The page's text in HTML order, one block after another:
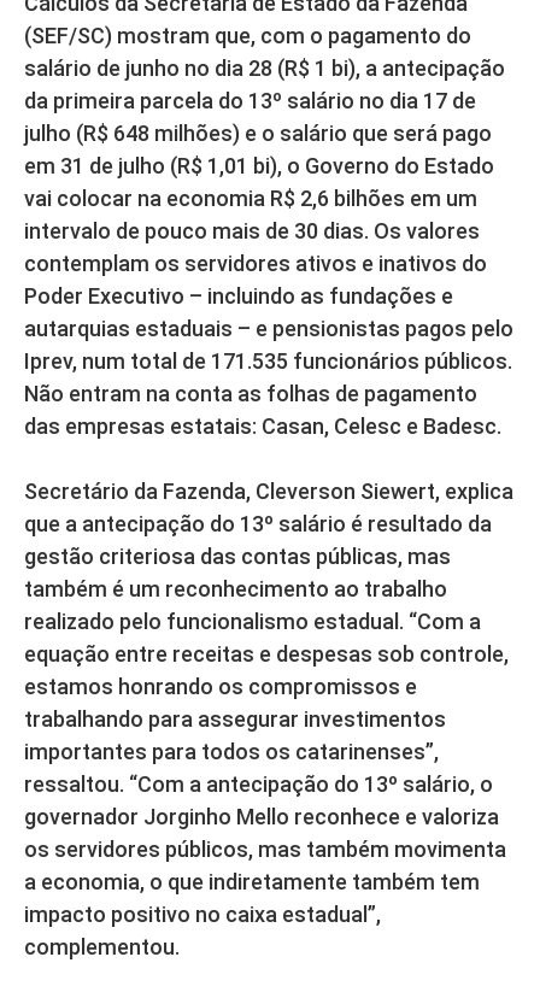
(SEF/SC) mostram que, com o pagamento do
salário de junho no dia 28 (R$ 1 bi), a antecipação
da primeira parcela do 13º salário no dia 17 de
julho (R$ 648 milhões) e o salário que será pago
em 31 de julho (R$ 1,01 bi), o Governo do Estado
vai colocar na economia R$ 2,6 bilhões em um
intervalo de pouco mais de 30 dias. Os valores
contemplam os servidores ativos e inativos do
Poder Executivo – incluindo as fundações e
autarquias estaduais – e pensionistas pagos pelo
Iprev, num total de 171.535 funcionários públicos.
Não entram na conta as folhas de pagamento
das empresas estatais: Casan, Celesc e Badesc.
Secretário da Fazenda, Cleverson Siewert, explica
que a antecipação do 13º salário é resultado da
gestão criteriosa das contas públicas, mas
também é um reconhecimento ao trabalho
realizado pelo funcionalismo estadual. “Com a
equação entre receitas e despesas sob controle,
estamos honrando os compromissos e
trabalhando para assegurar investimentos
importantes para todos os catarinenses”,
ressaltou. “Com a antecipação do 13º salário, o
governador Jorginho Mello reconhece e valoriza
os servidores públicos, mas também movimenta
a economia, o que indiretamente também tem
impacto positivo no caixa estadual”,
complementou.